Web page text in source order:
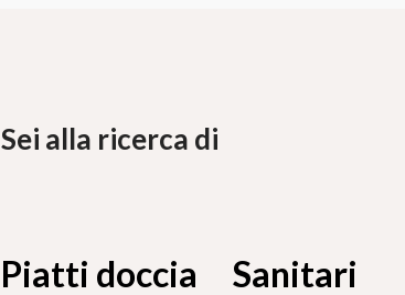
Sei alla ricerca di
Piatti doccia Sanitari